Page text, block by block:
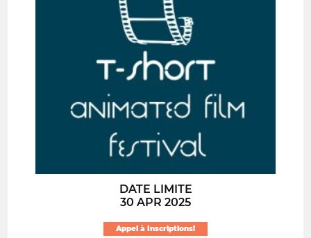
DATE LIMITE
30 APR 2025
Appel à Inscriptions!